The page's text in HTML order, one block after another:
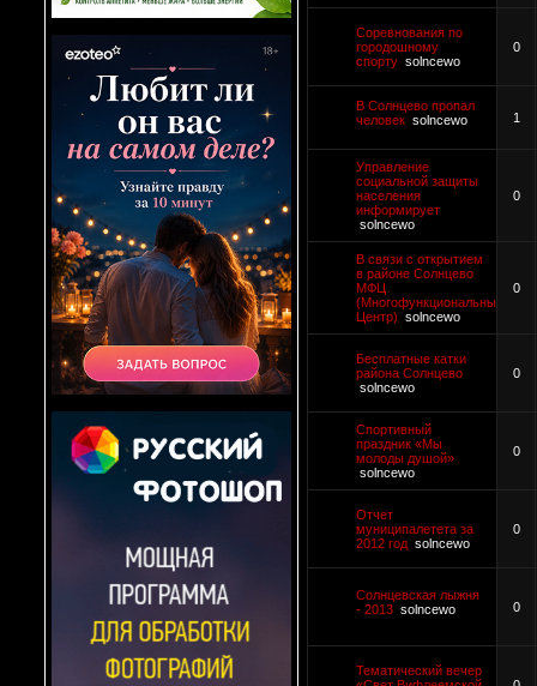
Соревнования по
городошному
спорту solncewo
0
В Солнцево пропал
человек solncewo 1
Управление
социальной защиты
населения
информирует
solncewo
0
В связи с открытием
в районе Солнцево
МФЦ
(Многофункциональный
Центр) solncewo
0
Бесплатные катки
района Солнцево
solncewo
0
Спортивный
праздник «Мы
молоды душой»
solncewo
0
Отчет
муниципалетета за
2012 год solncewo
0
Солнцевская лыжня
- 2013 solncewo 0
Тематический вечер